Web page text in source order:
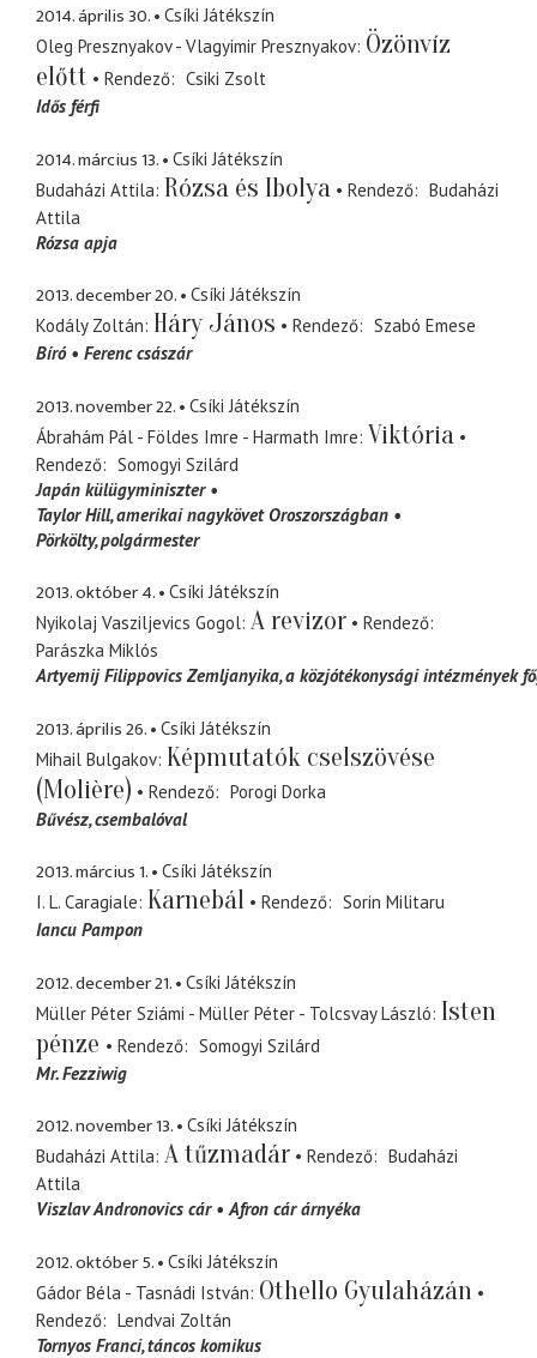
2014. április 30.
Csíki Játékszín
Oleg Presznyakov - Vlagyimir Presznyakov Özönvíz
előtt
Rendező
Csiki Zsolt
Idős férfi
2014. március 13.
Csíki Játékszín
Budaházi Attila Rózsa és Ibolya Rendező
Budaházi
Attila
Rózsa apja
2013. december 20.
Csíki Játékszín
Kodály Zoltán Háry János Rendező
Szabó Emese
Bíró
Ferenc császár
2013. november 22.
Csíki Játékszín
Ábrahám Pál - Földes Imre - Harmath Imre Viktória
Rendező
Somogyi Szilárd
Japán külügyminiszter
Taylor Hill amerikai nagykövet Oroszországban
Pörkölty polgármester
2013. október 4.
Csíki Játékszín
Nyikolaj Vasziljevics Gogol A revizor
Rendező
Parászka Miklós
Artyemij Filippovics Zemljanyika a közjótékonysági intézmények
2013. április 26.
Csíki Játékszín
Mihail Bulgakov Képmutatók cselszövése
(Molière)
Rendező
Porogi Dorka
Bűvész csembalóval
2013. március 1.
Csíki Játékszín
I. L. Caragiale Karnebál Rendező
Sorin Militaru
Iancu Pampon
2012. december 21.
Csíki Játékszín
Müller Péter Sziámi - Müller Péter - Tolcsvay László Isten
pénze
Rendező
Somogyi Szilárd
Mr. Fezziwig
2012. november 13.
Csíki Játékszín
Budaházi Attila A tűzmadár Rendező
Budaházi
Attila
Viszlav Andronovics cár
Afron cár árnyéka
2012. október 5.
Csíki Játékszín
Gádor Béla - Tasnádi István Othello Gyulaházán
Rendező
Lendvai Zoltán
Tornyos Franci táncos komikus